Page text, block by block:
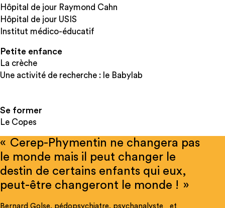
Hôpital de jour Raymond Cahn
Hôpital de jour USIS
Institut médico-éducatif
Petite enfance
La crèche
Une activité de recherche : le Babylab
Se former
Le Copes
« Cerep-Phymentin ne changera pas
le monde mais il peut changer le
destin de certains enfants qui eux,
peut-être changeront le monde ! »
Bernard Golse, pédopsychiatre, psychanalyste et